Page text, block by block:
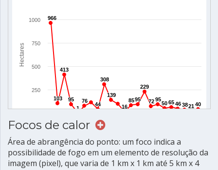
Focos de calor
Área de abrangência do ponto: um foco indica a
possibilidade de fogo em um elemento de resolução da
imagem (pixel), que varia de 1 km x 1 km até 5 km x 4